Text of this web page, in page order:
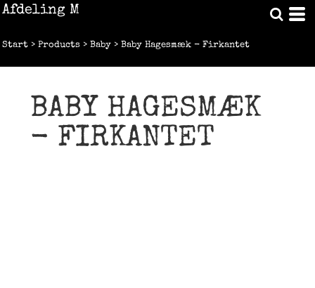
Afdeling M
Start > Products > Baby > Baby Hagesmæk - Firkantet
BABY HAGESMÆK
- FIRKANTET